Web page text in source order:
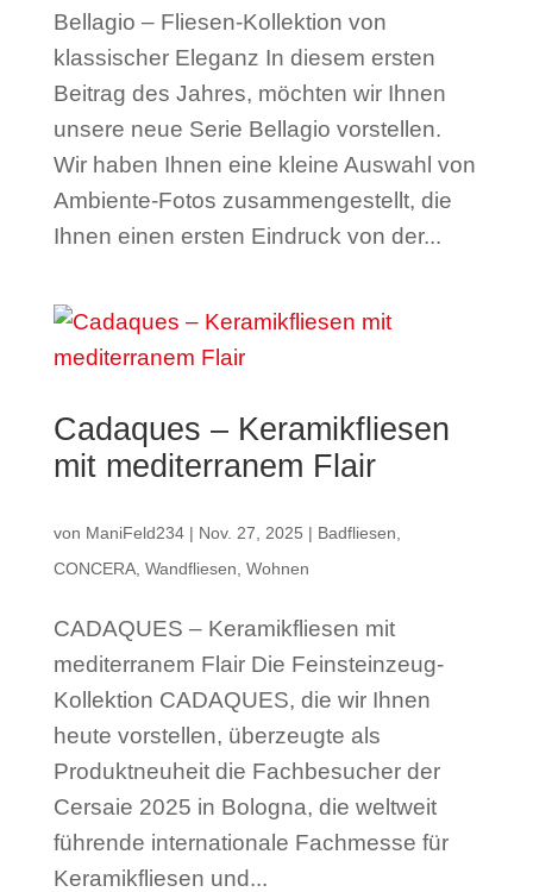
Bellagio – Fliesen-Kollektion von
klassischer Eleganz In diesem ersten
Beitrag des Jahres, möchten wir Ihnen
unsere neue Serie Bellagio vorstellen.
Wir haben Ihnen eine kleine Auswahl von
Ambiente-Fotos zusammengestellt, die
Ihnen einen ersten Eindruck von der...
Cadaques – Keramikfliesen
mit mediterranem Flair
von ManiFeld234| Nov. 27, 2025 | Badfliesen
CONCERA, Wandfliesen Wohnen
CADAQUES – Keramikfliesen mit
mediterranem Flair Die Feinsteinzeug-
Kollektion CADAQUES, die wir Ihnen
heute vorstellen, überzeugte als
Produktneuheit die Fachbesucher der
Cersaie 2025 in Bologna, die weltweit
führende internationale Fachmesse für
Keramikfliesen und...